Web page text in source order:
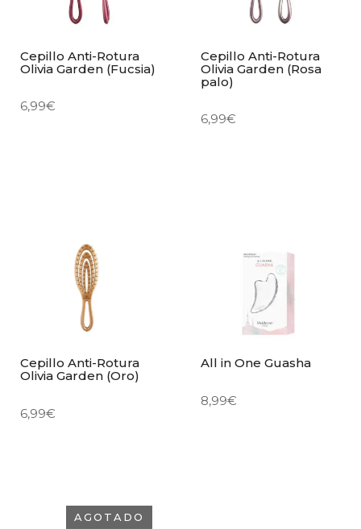
Cepillo Anti-Rotura
Olivia Garden (Fucsia)
6,99€
Cepillo Anti-Rotura
Olivia Garden (Rosa
palo)
6,99€
Cepillo Anti-Rotura
Olivia Garden (Oro)
6,99€
All in One Guasha
8,99€
AGOTADO